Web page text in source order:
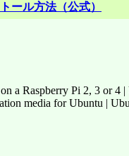
ール方法（公式）
a Raspberry Pi 2, 3 or 4 |
media for Ubuntu |